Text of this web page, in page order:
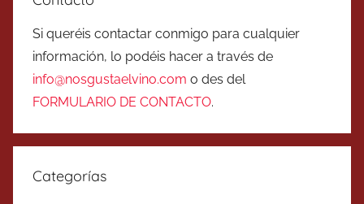
Si queréis contactar conmigo para cualquier
información, lo podéis hacer a través de
info@nosgustaelvino.com o des del
FORMULARIO DE CONTACTO.
Categorías